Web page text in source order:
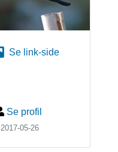
Se link-side
Se profil
2017-05-26